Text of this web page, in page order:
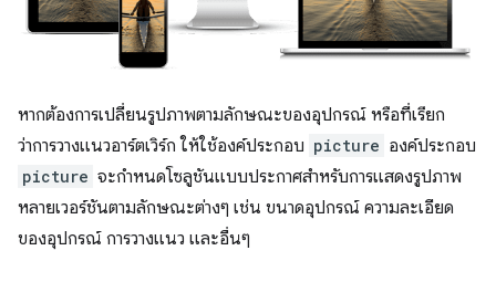
หากต้องการเปลี่ยนรูปภาพตามลักษณะของอุปกรณ์ หรือที่เรียก
ว่าการวางแนวอาร์ตเวิร์ก ให้ใช้องค์ประกอบ picture องค์ประกอบ
picture จะกำหนดโซลูชันแบบประกาศสำหรับการแสดงรูปภาพ
หลายเวอร์ชันตามลักษณะต่างๆ เช่น ขนาดอุปกรณ์ ความละเอียด
ของอุปกรณ์ การวางแนว และอื่นๆ